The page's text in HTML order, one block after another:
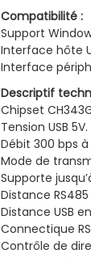
Compatibilité :
Support
Interface hôte
Interface
Descriptif
Chipset
Tension USB 5V.
Débit 300 bps à
Mode de
Supporte
Distance
Distance USB
Connectique
Contrôle de